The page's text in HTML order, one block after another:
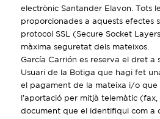
electrònic Santander Elavon. Tots
proporcionades a aquests efectes
protocol SSL (Secure Socket
màxima seguretat dels mateixos.
García Carrión es reserva el dret a
Usuari de la Botiga que hagi fet
el pagament de la mateixa i/o que
l’aportació per mitjà telemàtic (fax,
document que el identifiqui com a